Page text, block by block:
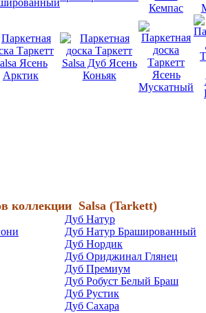
коллекции Salsa (Tarkett)
Дуб Натур
Дуб Натур Брашированный
Дуб Нордик
Дуб Ориджинал Глянец
Дуб Премиум
Дуб Робуст Белый Браш
Дуб Рустик
Дуб Сахара